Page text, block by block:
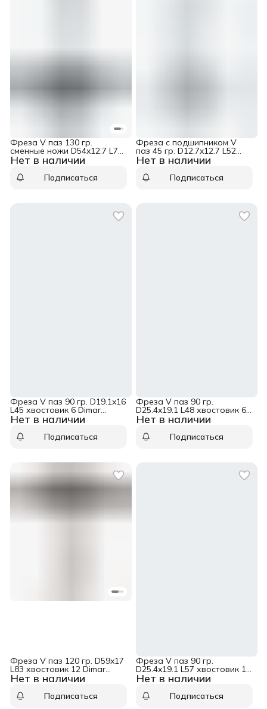
Нет в наличии
Фреза V паз 130 гр.
сменные ножи D54x12.7 L77
Z2 хвостовик 12 Dimar
1053669
Подписаться
Нет в наличии
Фреза с подшипником V
паз 45 гр. D12.7x12.7 L52
хвостовик 6 Dimar 1052103
Подписаться
Нет в наличии
Фреза V паз 90 гр. D19.1x16
L45 хвостовик 6 Dimar
1050163
Подписаться
Нет в наличии
Фреза V паз 90 гр.
D25.4x19.1 L48 хвостовик 6
Dimar 1050193
Подписаться
Нет в наличии
Фреза V паз 120 гр. D59x17
L83 хвостовик 12 Dimar
1050469
Подписаться
Нет в наличии
Фреза V паз 90 гр.
D25.4x19.1 L57 хвостовик 12
Dimar 1050199
Подписаться